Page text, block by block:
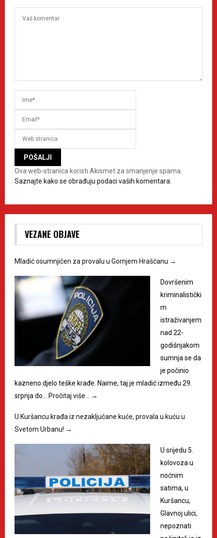
Ova web-stranica koristi Akismet za smanjenje spama.
Saznajte kako se obrađuju podaci vaših komentara.
VEZANE OBJAVE
Mladić osumnjičen za provalu u Gornjem Hrašćanu →
Dovršenim
kriminalistički
m
istraživanjem
nad 22-
godišnjakom
sumnja se da
je počinio
kazneno djelo teške krađe. Naime, taj je mladić između 29.
srpnja do…
Pročitaj više… →
U Kuršancu krađa iz nezaključane kuće, provala u kuću u
Svetom Urbanu! →
U srijedu 5.
kolovoza u
noćnim
satima, u
Kuršancu,
Glavnoj ulici,
nepoznati